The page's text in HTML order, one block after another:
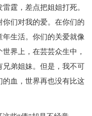
霆，差点把姐姐打死。
们对我的爱。在你们的
生活。你们的关爱就像
界上，在芸芸众生中，
弟姐妹。但是，我不可
的血，世界再也没有比这